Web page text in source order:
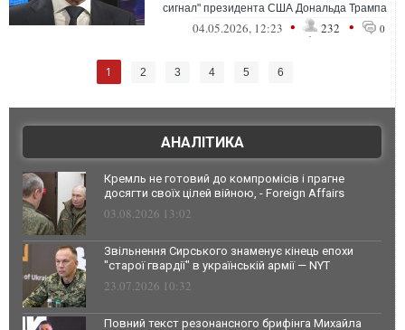
сигнал" президента США Дональда Трампа
після того, як він оголосив про в...
04.05.2026, 12:23 • 232 • 0
1 2 3 4 5 6
АНАЛІТИКА
Кремль не готовий до компромісів і прагне
досягти своїх цілей війною, - Foreign Affairs
03.08.2026 13:02
Звільнення Сирського знаменує кінець епохи
"старої гвардії" в українській армії — NYT
23.07.2026 10:32
Повний текст резонансного брифінга Михайла